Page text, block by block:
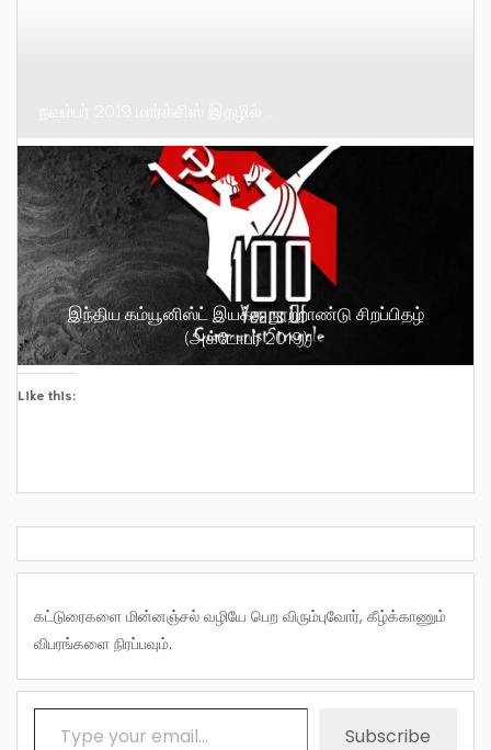
இந்திய கம்யூனிஸ்ட் இயக்க நூற்றாண்டு சிறப்பிதழ்
(அக்டோபர் 2019)
Like this:
கட்டுரைகளை மின்னஞ்சல் வழியே பெற விரும்புவோர், கீழ்க்காணும்
விபரங்களை நிரப்பவும்.
Type your email…
Subscribe